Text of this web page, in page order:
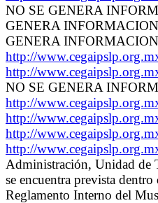
NO SE GENERA
GENERA
GENERA
http://
http://
NO SE GENERA
http://
http://
http://
http://
Administración, Unidad de
se encuentra prevista
Reglamento Interno del